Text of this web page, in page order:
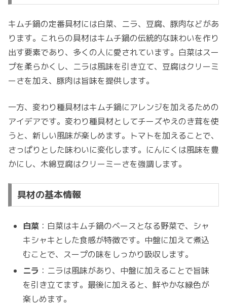
キムチ鍋の定番具材には白菜、ニラ、豆腐、豚肉などがあ
ります。これらの具材はキムチ鍋の伝統的な味わいを作り
出す要素であり、多くの人に愛されています。白菜はスー
プを柔らかくし、ニラは風味を引き立て、豆腐はクリーミ
ーさを加え、豚肉は旨味を提供します。
一方、変わり種具材はキムチ鍋にアレンジを加えるための
アイデアです。変わり種具材としてチーズやえのき茸を使
うと、新しい風味が楽しめます。トマトを加えることで、
さっぱりとした味わいに変化します。にんにくは風味を豊
かにし、木綿豆腐はクリーミーさを強調します。
具材の基本情報
白菜 ：白菜はキムチ鍋のベースとなる野菜で、シャ
キシャキとした食感が特徴です。中盤に加えて煮込
むことで、スープの味をしっかり吸収します。
ニラ ：ニラは風味があり、中盤に加えることで旨味
を引き立てます。最後に加えると、鮮やかな緑色が
楽しめます。